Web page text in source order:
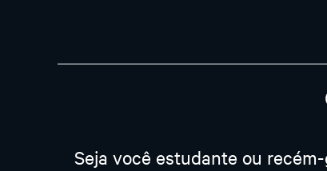
Seja você estudante ou